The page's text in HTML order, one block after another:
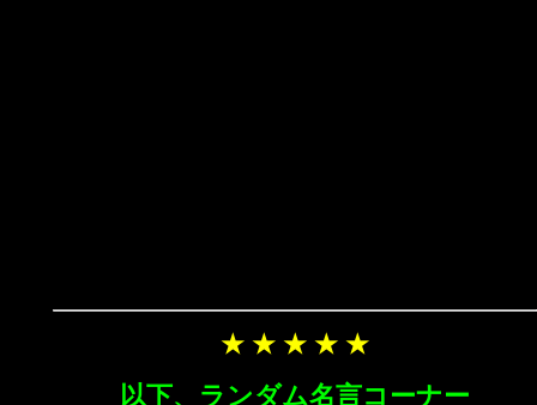
★ ★ ★ ★ ★
以下、ランダム名言コーナー